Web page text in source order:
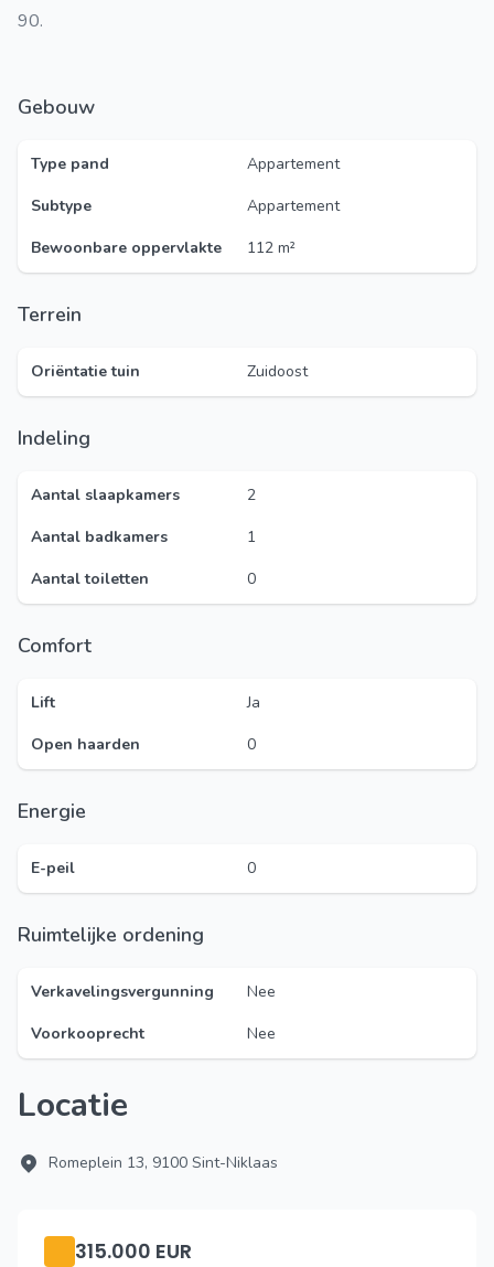
90.
Gebouw
Type pand
Appartement
Subtype
Appartement
Bewoonbare oppervlakte
112 m²
Terrein
Oriëntatie tuin Zuidoost
Indeling
Aantal slaapkamers
2
Aantal badkamers
1
Aantal toiletten
0
Comfort
Lift
Ja
Open haarden
0
Energie
E-peil 0
Ruimtelijke ordening
Verkavelingsvergunning
Nee
Voorkooprecht
Nee
Locatie
Romeplein 13, 9100 Sint-Niklaas
315.000 EUR